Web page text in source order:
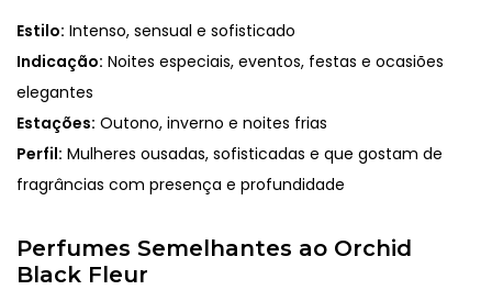
Estilo: Intenso, sensual e sofisticado
Indicação: Noites especiais, eventos, festas e ocasiões
elegantes
Estações: Outono, inverno e noites frias
Perfil: Mulheres ousadas, sofisticadas e que gostam de
fragrâncias com presença e profundidade
Perfumes Semelhantes ao Orchid
Black Fleur